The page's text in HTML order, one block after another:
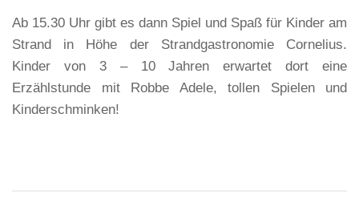
Ab 15.30 Uhr gibt es dann Spiel und Spaß für Kinder am
Strand in Höhe der Strandgastronomie Cornelius.
Kinder von 3 – 10 Jahren erwartet dort eine
Erzählstunde mit Robbe Adele, tollen Spielen und